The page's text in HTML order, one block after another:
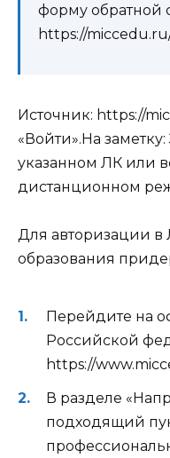
форму обратной
https://
Источник: https://
«Войти».На заметку:
указанном ЛК или
дистанционном
Для авторизации в
образования
Перейдите на
Российской
https://
В разделе
подходящий